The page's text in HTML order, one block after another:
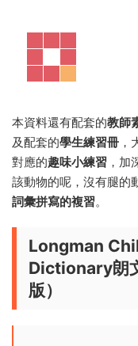
本資料還有配套的教師
及配套的學生練習冊 ，
對應的趣味小練習 ，加
該動物的呢，沒有腿的
詞彙拼寫的複習。
Longman
Dictionary朗
版）